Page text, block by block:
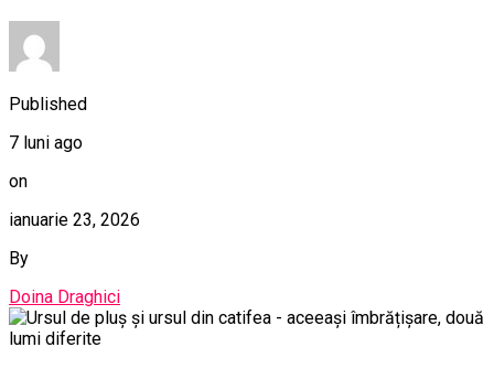
Published
7 luni ago
on
ianuarie 23, 2026
By
Doina Draghici